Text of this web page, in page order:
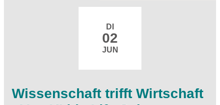
DI
02
JUN
Wissenschaft trifft Wirtschaft